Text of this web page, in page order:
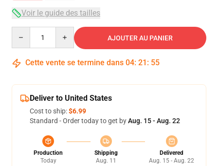
Voir le guide des tailles
AJOUTER AU PANIER
Cette vente se termine dans 04: 21 : 54
Deliver to United States
Cost to ship:$6.99
Standard - Order today to get byAug. 15 - Aug. 22
Production
Today
Shipping
Aug. 11
Delivered
Aug. 15 - Aug. 22